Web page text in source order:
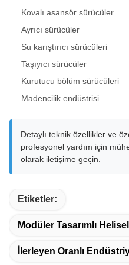
Kovalı asansör sürücüler
Ayrıcı sürücüler
Su karıştırıcı sürücüleri
Taşıyıcı sürücüler
Kurutucu bölüm sürücüleri
Madencilik endüstrisi
Detaylı teknik özellikler ve
profesyonel yardım için
olarak iletişime geçin.
Etiketler:
Modüler Tasarımlı
İlerleyen Oranlı